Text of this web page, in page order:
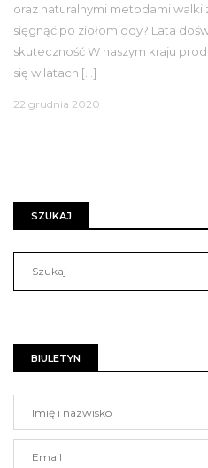
oraz naturalnymi metodami
sięgnąć po ziołomiody? Lata
skuteczność W naszym kraju
się w latach […]
22 grudnia 2020
SZUKAJ
BIULETYN